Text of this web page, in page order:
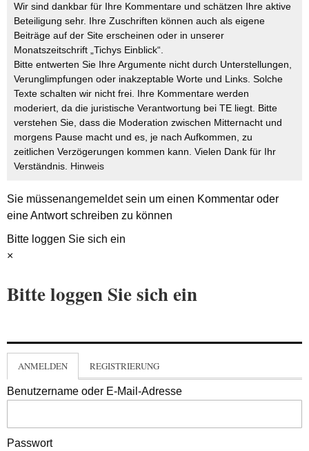
Wir sind dankbar für Ihre Kommentare und schätzen Ihre aktive
Beteiligung sehr. Ihre Zuschriften können auch als eigene
Beiträge auf der Site erscheinen oder in unserer
Monatszeitschrift „Tichys Einblick“.
Bitte entwerten Sie Ihre Argumente nicht durch Unterstellungen,
Verunglimpfungen oder inakzeptable Worte und Links. Solche
Texte schalten wir nicht frei. Ihre Kommentare werden
moderiert, da die juristische Verantwortung bei TE liegt. Bitte
verstehen Sie, dass die Moderation zwischen Mitternacht und
morgens Pause macht und es, je nach Aufkommen, zu
zeitlichen Verzögerungen kommen kann. Vielen Dank für Ihr
Verständnis. Hinweis
Sie müssenangemeldetsein um einen Kommentar oder
eine Antwort schreiben zu können
Bitte loggen Sie sich ein
×
Bitte loggen Sie sich ein
ANMELDEN REGISTRIERUNG
Benutzername oder E-Mail-Adresse
Passwort